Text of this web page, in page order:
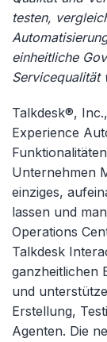
testen,
einheitliche
Servicequalität
Talkdesk®,
Experience
Unternehmen
einziges,
lassen und
Operations
Talkdesk
ganzheitlichen
und
Erstellung,
Agenten. Die